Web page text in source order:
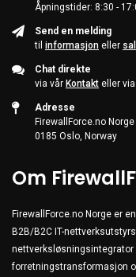
Åpningstider: 8:30 -
Send en melding
til informasjon eller
Chat direkte
via vår Kontakt eller via
Adresse
FirewallForce.no
0185 Oslo, Norway
Om
FirewallForce.no Norge er
B2B/B2C IT-
nettverksløsningsintegrator
forretningstransformasjon